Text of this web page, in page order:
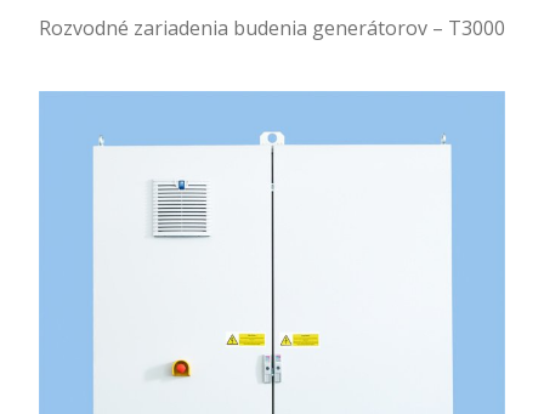
Rozvodné zariadenia budenia generátorov – T3000